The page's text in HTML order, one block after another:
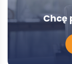
Chcę
porozmawiać